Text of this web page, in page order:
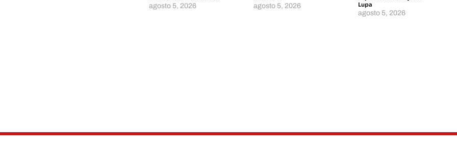
agosto 5, 2026 agosto 5, 2026
Lupa
agosto 5, 2026